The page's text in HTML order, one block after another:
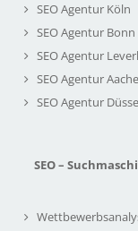
SEO Agentur Köln
SEO Agentur Bonn
SEO Agentur
SEO Agentur
SEO Agentur
SEO –